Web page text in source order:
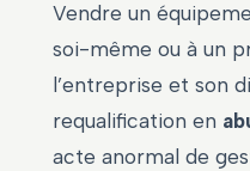
Vendre un
soi-même ou à un
l’entreprise et son
requalification en
acte anormal de